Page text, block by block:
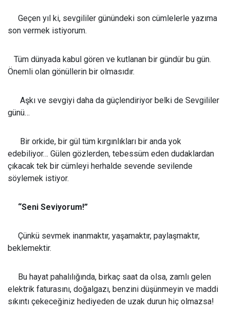
Geçen yıl ki, sevgililer günündeki son cümlelerle yazıma
son vermek istiyorum.
Tüm dünyada kabul gören ve kutlanan bir gündür bu gün.
Önemli olan gönüllerin bir olmasıdır.
Aşkı ve sevgiyi daha da güçlendiriyor belki de Sevgililer
günü…
Bir orkide, bir gül tüm kırgınlıkları bir anda yok
edebiliyor… Gülen gözlerden, tebessüm eden dudaklardan
çıkacak tek bir cümleyi herhalde sevende sevilende
söylemek istiyor.
“Seni Seviyorum!”
Çünkü sevmek inanmaktır, yaşamaktır, paylaşmaktır,
beklemektir.
Bu hayat pahalılığında, birkaç saat da olsa, zamlı gelen
elektrik faturasını, doğalgazı, benzini düşünmeyin ve maddi
sıkıntı çekeceğiniz hediyeden de uzak durun hiç olmazsa!